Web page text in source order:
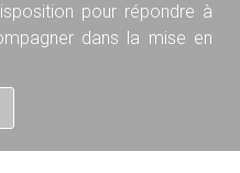
pour répondre à
dans la mise en